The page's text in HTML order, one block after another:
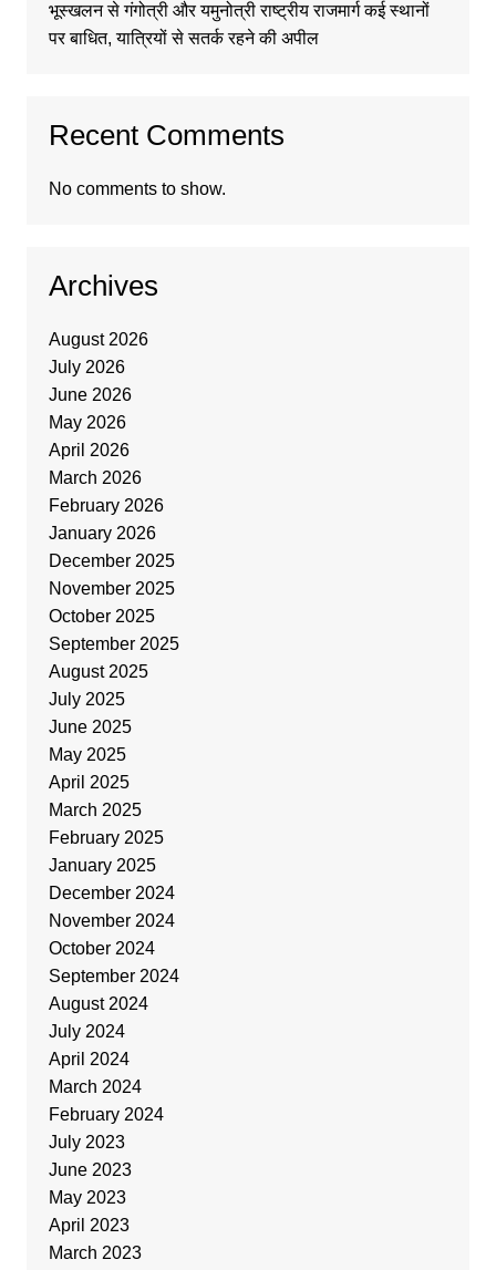
भूस्खलन से गंगोत्री और यमुनोत्री राष्ट्रीय राजमार्ग कई स्थानों
पर बाधित, यात्रियों से सतर्क रहने की अपील
Recent Comments
No comments to show.
Archives
August 2026
July 2026
June 2026
May 2026
April 2026
March 2026
February 2026
January 2026
December 2025
November 2025
October 2025
September 2025
August 2025
July 2025
June 2025
May 2025
April 2025
March 2025
February 2025
January 2025
December 2024
November 2024
October 2024
September 2024
August 2024
July 2024
April 2024
March 2024
February 2024
July 2023
June 2023
May 2023
April 2023
March 2023